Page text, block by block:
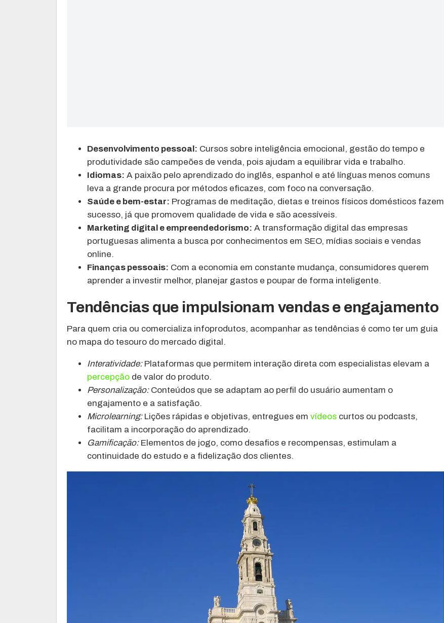
Desenvolvimento pessoal: Cursos sobre inteligência emocional, gestão do tempo e
produtividade são campeões de venda, pois ajudam a equilibrar vida e trabalho.
Idiomas: A paixão pelo aprendizado do inglês, espanhol e até línguas menos comuns
leva a grande procura por métodos eficazes, com foco na conversação.
Saúde e bem-estar: Programas de meditação, dietas e treinos físicos domésticos fazem
sucesso, já que promovem qualidade de vida e são acessíveis.
Marketing digital e empreendedorismo: A transformação digital das empresas
portuguesas alimenta a busca por conhecimentos em SEO, mídias sociais e vendas
online.
Finanças pessoais: Com a economia em constante mudança, consumidores querem
aprender a investir melhor, planejar gastos e poupar de forma inteligente.
Tendências que impulsionam vendas e engajamento
Para quem cria ou comercializa infoprodutos, acompanhar as tendências é como ter um guia
no mapa do tesouro do mercado digital.
Interatividade:Plataformas que permitem interação direta com especialistas elevam a
percepção de valor do produto.
Personalização:Conteúdos que se adaptam ao perfil do usuário aumentam o
engajamento e a satisfação.
Microlearning:Lições rápidas e objetivas, entregues em vídeos curtos ou podcasts,
facilitam a incorporação do aprendizado.
Gamificação:Elementos de jogo, como desafios e recompensas, estimulam a
continuidade do estudo e a fidelização dos clientes.